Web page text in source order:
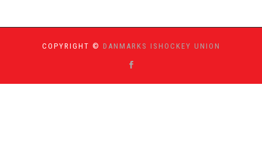
COPYRIGHT © DANMARKS ISHOCKEY UNION